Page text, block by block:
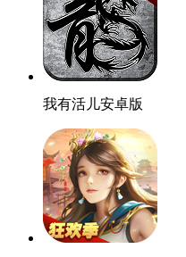
我有活儿安卓版